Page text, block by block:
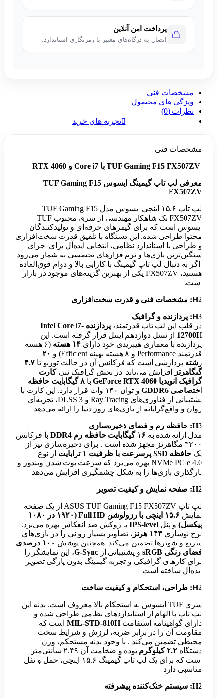
پرداخت امن آنلاین
اتصال به درگاه‌های معتبر با رمزنگاری استاندارد.
مشخصات فنی
ویژگی های محصول
نظرات (0)
تجربه های خرید
مشخصات فنی
معرفی لپ تاپ گیمینگ ایسوس TUF Gaming F15
FX507ZV
لپ تاپ ۱۵.۶ اینچی ایسوس مدل TUF Gaming F15
FX507ZV یک شاهکار مهندسی از سری محبوب TUF
ایسوس است که برای گیمرهای حرفه‌ای و تولیدکنندگان
محتوا طراحی شده. این دستگاه با تلفیق قدرت سخت‌افزاری
و طراحی با استاندارد نظامی، انتخابی ایده‌آل برای اجرای
سنگین‌ترین بازی‌ها و نرم‌افزارهای تخصصی به شمار می‌رود
اگر به دنبال لپ تاپ گیمینگ با کارایی بالا و دوام فوق‌العاده
هستید، FX507ZV یکی از بهترین گزینه‌های موجود در بازار
است.
H2: مشخصات فنی و قدرت سخت‌افزاری
H3: پردازنده و گرافیک
در قلب این لپ تاپ قدرتمند،
پردازنده Intel Core i7-
12700H از نسل دوازدهم اینتل قرار گرفته است. این
پردازنده با معماری هیبریدی خود دارای ۱۴ هسته
(۶ هسته
قدرتمند Performance و ۸ هسته بهینه Efficient) و
۲۰
رشته پردازشی است که فرکانس آن در حالت توربو تا ۴.۷
گیگاهرتز
افزایش می‌یابد در بخش گرافیک نیز،کارت
گرافیک انویدیا GeForce RTX 4060
با
۸ گیگابایت حافظه
اختصاصی GDDR6
و توان ۱۴۰ وات قرار دارد. این کارت با
پشتیبانی از فناوری‌های Ray Tracing و DLSS 3، تجربه‌ای
روان و واقع‌گرایانه از بازی‌های روز دنیا را ارائه می‌دهد
H3: حافظه رم و فضای ذخیره‌سازی
مدل ارائه شده به ۱۶ گیگابایت حافظه رم DDR4
با فرکانس
۳۲۰۰ مگاهرتز مجهز شده است . برای ذخیره‌سازی نیز از
یک حافظه SSD پرسرعت با ظرفیت ۱ ترابایت
از نوع
NVMe PCIe 4.0 بهره می‌برد که سرعت بوت شدن ویندوز و
بارگذاری بازی‌ها را به شکل چشمگیری افزایش می‌دهد
H2: صفحه نمایش و کیفیت تصویر
لپ تاپ ASUS TUF Gaming F15 FX507ZV از یک صفحه
نمایش
۱۵.۶ اینچی با رزولوشن Full HD (۱۹۲۰ در ۱۰۸۰
پیکسل) و پنل IPS-level با روکش ضد انعکاس بهره می‌برد.
نرخ نوسازی ۱۴۴ هرتز
، تصاویر بسیار روانی را در بازی‌های
سریع و شوترها تضمین می‌کند. همچنین پوشش
۱۰۰ درصدی
فضای رنگی sRGB
و پشتیبانی از G-Sync، این نمایشگر را
برای کارهای گرافیکی و تجربه گیمینگ بدون پارگی تصویر
ایده‌آل ساخته است
H2: طراحی، استحکام و کیفیت ساخت
سری TUF ایسوس به استحکام بالا معروف است. بدنه این
لپ تاپ با الهام از استانداردهای نظامی طراحی شده و
دارای گواهینامه استقامتMIL-STD-810H است که
مقاومت آن را در برابر ضربه، لرزش و شرایط سخت
محیطی تضمین می‌کند . با وجود بدنه مستحکم، وزن
دستگاه ۲.۲ کیلوگرم
بوده و ضخامت آن ۲.۴۹ سانتی‌متر
است که برای یک لپ تاپ گیمینگ ۱۵.۶ اینچی، حمل و نقل
مناسبی دارد
H2: سیستم خنک‌کننده پیشرفته